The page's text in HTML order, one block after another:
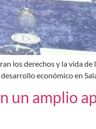
los derechos y la vida
económico en
un amplio